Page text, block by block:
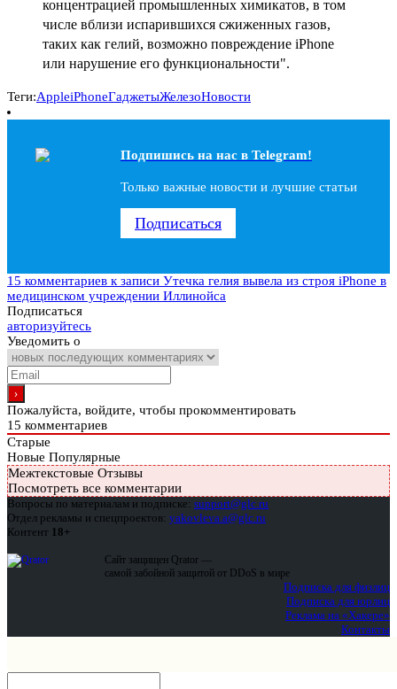
концентрацией промышленных химикатов, в том
числе вблизи испарившихся сжиженных газов,
таких как гелий, возможно повреждение iPhone
или нарушение его функциональности".
Теги:AppleiPhoneГаджетыЖелезоНовости
Подпишись на наc в Telegram!
Только важные новости и лучшие статьи
Подписаться
15 комментариев к записи Утечка гелия вывела из строя iPhone в
медицинском учреждении Иллинойса
Подписаться
авторизуйтесь
Уведомить о
Пожалуйста, войдите, чтобы прокомментировать
15 комментариев
Старые
Новые Популярные
Межтекстовые Отзывы
Посмотреть все комментарии
Вопросы по материалам и подписке: support@glc.ru
Отдел рекламы и спецпроектов: yakovleva.a@glc.ru
Контент 18+
Сайт защищен Qrator —
самой забойной защитой от DDoS в мире
Подписка для физлиц
Подписка для юрлиц
Реклама на «Хакере»
Контакты